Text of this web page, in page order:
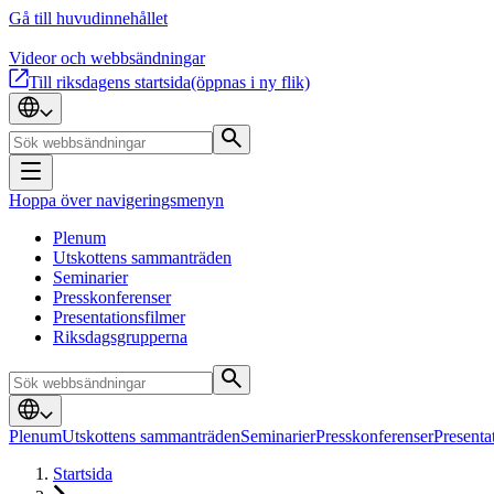
Gå till huvudinnehållet
Videor och webbsändningar
Till riksdagens startsida(öppnas i ny flik)
Hoppa över navigeringsmenyn
Plenum
Utskottens sammanträden
Seminarier
Presskonferenser
Presentationsfilmer
Riksdagsgrupperna
PlenumUtskottens sammanträdenSeminarierPresskonferenser
Startsida